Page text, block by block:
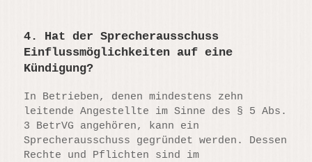
4. Hat der Sprecherausschuss
Einflussmöglichkeiten auf eine
Kündigung?
In Betrieben, denen mindestens zehn
leitende Angestellte im Sinne des § 5 Abs.
3 BetrVG angehören, kann ein
Sprecherausschuss gegründet werden. Dessen
Rechte und Pflichten sind im